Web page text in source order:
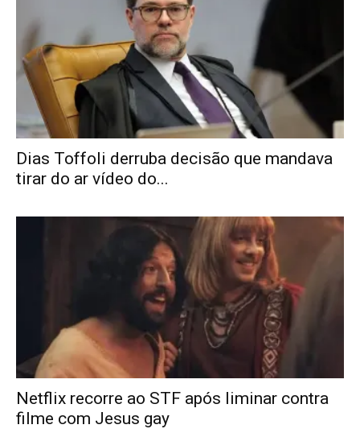
Dias Toffoli derruba decisão que mandava
tirar do ar vídeo do...
Netflix recorre ao STF após liminar contra
filme com Jesus gay